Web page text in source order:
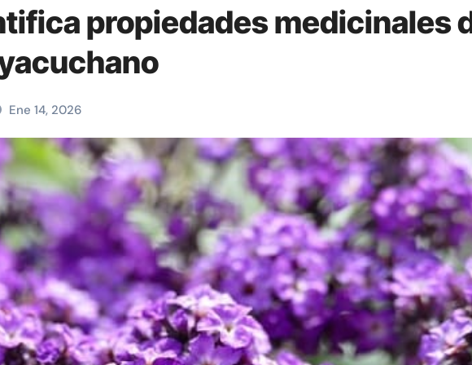
propiedades medicinales
Ene 14, 2026